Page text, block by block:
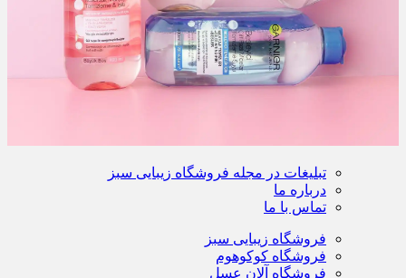
تبلیغات در مجله فروشگاه زیبایی سبز
درباره ما
تماس با ما
فروشگاه زیبایی سبز
فروشگاه کوکوهوم
فروشگاه آلان عسل